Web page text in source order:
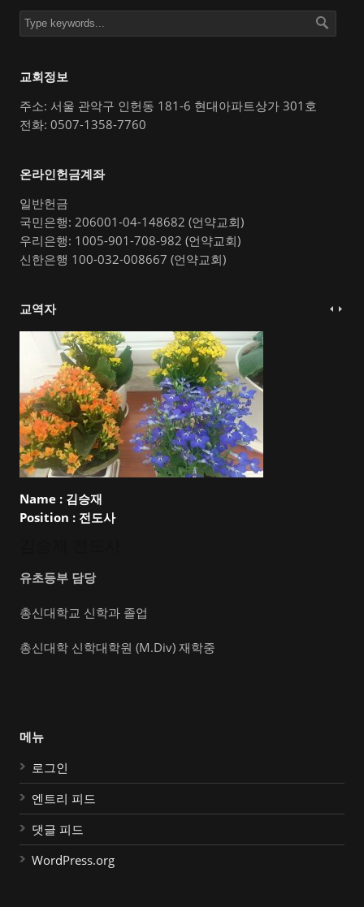
교회정보
주소: 서울 관악구 인헌동 181-6 현대아파트상가 301호
전화: 0507-1358-7760
온라인헌금계좌
일반헌금
국민은행: 206001-04-148682 (언약교회)
우리은행: 1005-901-708-982 (언약교회)
신한은행 100-032-008667 (언약교회)
교역자
Name : 김승재
Position : 전도사
유초등부 담당
총신대학교 신학과 졸업
총신대학 신학대학원 (M.Div) 재학중
메뉴
로그인
엔트리 피드
댓글 피드
WordPress.org